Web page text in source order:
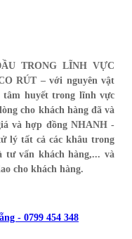
TRONG LĨNH VỰC
RÚT – với nguyên vật
tâm huyết trong lĩnh vực
cho khách hàng đã và
và hợp đồng NHANH -
lý tất cả các khâu trong
tư vấn khách hàng,... và
cho khách hàng.
- 0799 454 348